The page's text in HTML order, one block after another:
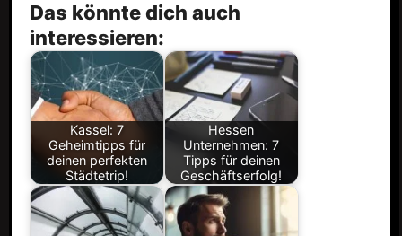
Das könnte dich auch
interessieren:
Kassel: 7
Geheimtipps für
deinen perfekten
Städtetrip!
Hessen
Unternehmen: 7
Tipps für deinen
Geschäftserfolg!